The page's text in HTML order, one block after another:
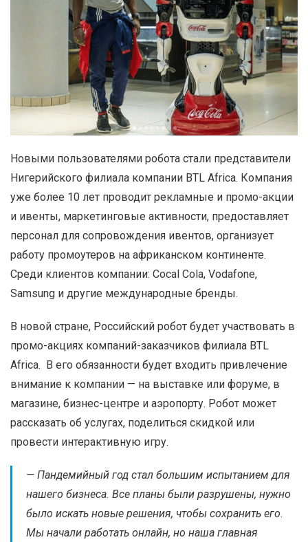
Новыми пользователями робота стали представители
Нигерийского филиала компании BTL Africa. Компания
уже более 10 лет проводит рекламные и промо-акции
и ивенты, маркетинговые активности, предоставляет
персонал для сопровождения ивентов, организует
работу промоутеров на африканском континенте.
Среди клиентов компании: Cocal Cola, Vodafone,
Samsung и другие международные бренды.
В новой стране, Российский робот будет участвовать в
промо-акциях компаний-заказчиков филиала BTL
Africa. В его обязанности будет входить привлечение
внимание к компании — на выставке или форуме, в
магазине, бизнес-центре и аэропорту. Робот может
рассказать об услугах, поделиться скидкой или
провести интерактивную игру.
— Пандемийный год стал большим испытанием для
нашего бизнеса. Все планы были разрушены, нужно
было искать новые решения, чтобы сохранить его.
Мы начали работать онлайн, но наша главная